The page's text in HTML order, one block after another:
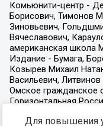
Для повышения